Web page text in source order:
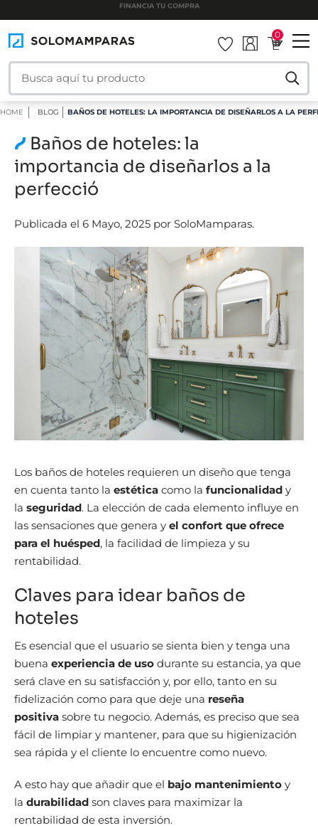
INSTALAMOS TU MAMPARA
0
HOME BLOG BAÑOS DE HOTELES: LA IMPORTANCIA DE DISEÑARLOS A LA
Baños de hoteles: la
importancia de diseñarlos a la
perfecció
Publicada el 6 Mayo, 2025 por SoloMamparas.
Los baños de hoteles requieren un diseño que tenga
en cuenta tanto la estética como la funcionalidad y
la seguridad. La elección de cada elemento influye en
las sensaciones que genera y el confort que ofrece
para el huésped, la facilidad de limpieza y su
rentabilidad.
Claves para idear baños de
hoteles
Es esencial que el usuario se sienta bien y tenga una
buena experiencia de uso durante su estancia, ya que
será clave en su satisfacción y, por ello, tanto en su
fidelización como para que deje una reseña
positiva sobre tu negocio. Además, es preciso que sea
fácil de limpiar y mantener, para que su higienización
sea rápida y el cliente lo encuentre como nuevo.
A esto hay que añadir que el bajo mantenimiento y
la durabilidad son claves para maximizar la
rentabilidad de esta inversión.